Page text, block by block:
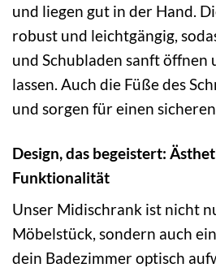
und liegen gut in der Hand.
robust und leichtgängig,
und Schubladen sanft öffnen
lassen. Auch die Füße des
und sorgen für einen
Design, das begeistert:
Funktionalität
Unser Midischrank ist nicht
Möbelstück, sondern auch
dein Badezimmer optisch